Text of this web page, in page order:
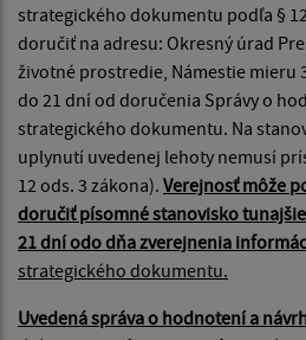
strategického dokumentu podľa §
doručiť na adresu: Okresný úrad
životné prostredie, Námestie mieru
do 21 dní od doručenia Správy o
strategického dokumentu. Na
uplynutí uvedenej lehoty nemusí
12 ods. 3 zákona). Verejnosť môže
doručiť písomné stanovisko
21 dní odo dňa zverejnenia
strategického dokumentu.
Uvedená správa o hodnotení a